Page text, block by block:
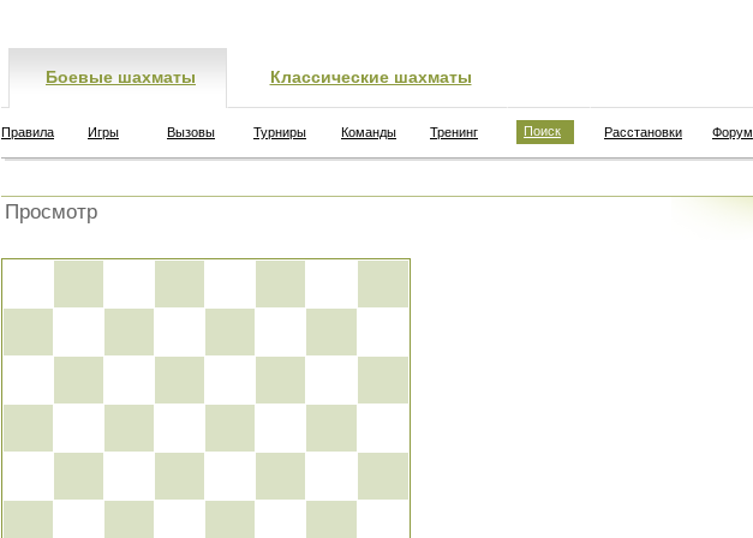
Боевые шахматы Классические шахматы
Правила Игры Вызовы Турниры Команды Тренинг Поиск Расстановки Форум
Просмотр